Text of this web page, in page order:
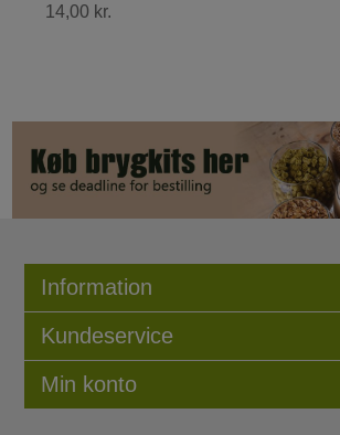
48,00 kr.
Information
Kundeservice
Min konto